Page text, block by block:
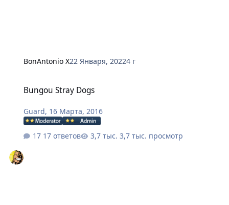
BonAntonio X22 Января, 20224 г
Bungou Stray Dogs
Guard, 16 Марта, 2016
17 ответов 3,7 тыс. просмотр